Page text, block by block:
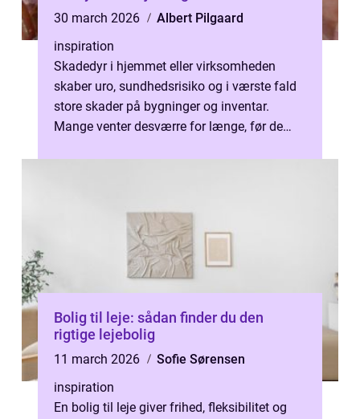
30 march 2026
Albert Pilgaard
inspiration
Skadedyr i hjemmet eller virksomheden
skaber uro, sundhedsrisiko og i værste fald
store skader på bygninger og inventar.
Mange venter desværre for længe, før de
Bolig til leje: sådan finder du den
rigtige lejebolig
11 march 2026
Sofie Sørensen
inspiration
En bolig til leje giver frihed, fleksibilitet og